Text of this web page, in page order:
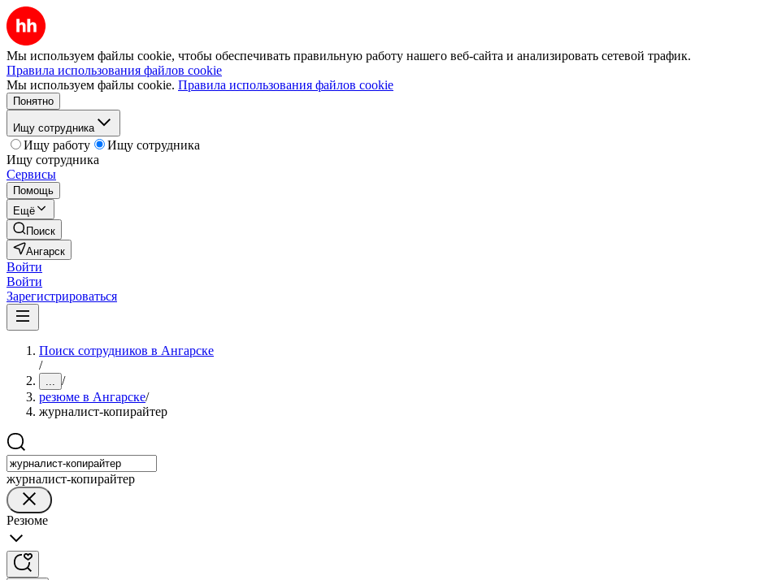
Мы используем файлы cookie, чтобы обеспечивать правильную работу нашего веб-сайта и анализировать сетевой трафик.
Правила использования файлов cookie
Мы используем файлы cookie. Правила использования файлов cookie
Понятно
Ищу сотрудника
Ищу работу
Ищу сотрудника
Ищу сотрудника
Сервисы
Помощь
Ещё
Поиск
Ангарск
Войти
Войти
Зарегистрироваться
Поиск сотрудников в Ангарске
/
... /
резюме в Ангарске/
журналист-копирайтер
журналист-копирайтер
Резюме